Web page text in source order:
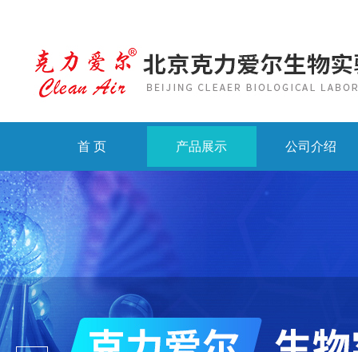
首 页 产品展示 公司介绍